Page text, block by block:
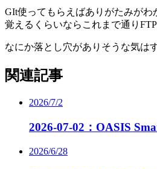
GIt使ってもらえばありがたみがわ
覚えるくらいならこれまで通り
なにか落とし穴がありそうな気は
関連記事
2026/7/2
2026-07-02：OASIS
2026/6/28